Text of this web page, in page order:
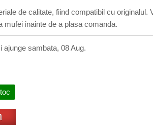
de calitate, fiind compatibil cu originalul.
inainte de a plasa comanda.
ajunge sambata, 08 Aug.